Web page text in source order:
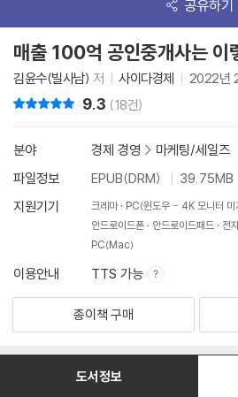
공유하기
매출 100억 공인중개사는 이
김윤수(빌사남) 저 사이다경제 2022년
9.3 (18건)
분야 경제 경영 > 마케팅/세일즈
파일정보
EPUB(DRM)
39.75MB
지원기기
크레마 PC(윈도우 - 4K 모니터 미
안드로이드폰
안드로이드패드
전
PC(Mac)
이용안내 TTS 가능
종이책 구매
도서정보